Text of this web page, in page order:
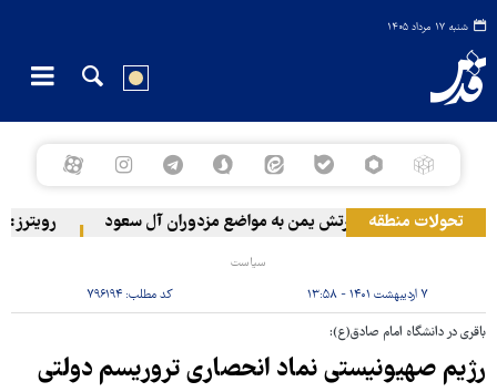
شنبه ۱۷ مرداد ۱۴۰۵
تحولات منطقهحمله ارتش یمن به مواضع مزدوران آل سعود رویترز: عربستان ۸۶ درصد از موشک‌های پاتریوت خود
سیاست
۷ اردیبهشت ۱۴۰۱ - ۱۳:۵۸ کد مطلب: ۷۹۶۱۹۴
باقری در دانشگاه امام صادق(ع):
رژیم صهیونیستی نماد انحصاری تروریسم دولتی